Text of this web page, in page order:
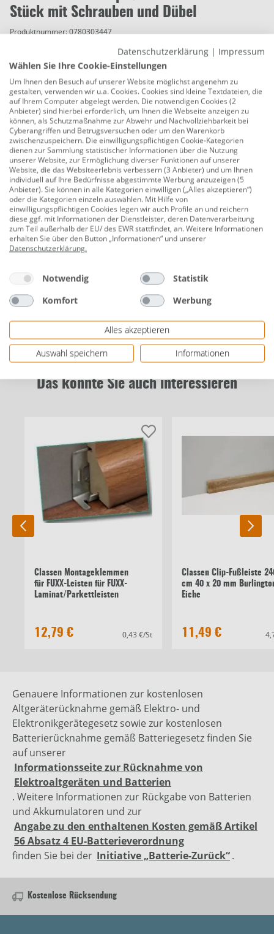
Stück mit Schrauben und Dübel
Produktnummer:0780303447
unsichtbare Leistenbefestigung
schnelle Montage
perfekter Abschluß
keine Schrauben und Kleben der passenden
Laminat- / Parkettleisten
justierbar durch längliches Schraubenloch
Lieferumfang: 30 Stück inklusive Schrauben und
Dübel
Herstellerinformationen: Classen Gruppe | Werner-
von-Siemens-Str. 18-20 | 56759 Kaisersesch,
Deutschland | eMail: info@classen.de
Bewertungen
Das könnte Sie auch interessieren
Classen Montageklemmen
für FUXX-Leisten für FUXX-
Laminat/Parkettleisten
0,43 €/St
12,79 €
Classen Clip-Fußleiste
cm 40 x 20 mm
Eiche
11,49 €
Genauere Informationen zur kostenlosen
Altgeräterücknahme gemäß Elektro- und
Elektronikgerätegesetz sowie zur kostenlosen
Batterierücknahme gemäß Batteriegesetz finden Sie
auf unserer
Informationsseite zur Rücknahme von
Elektroaltgeräten und Batterien
. Weitere Informationen zur Rückgabe von Batterien
und Akkumulatoren und zur
Angabe zu den enthaltenen Kosten gemäß Artikel
56 Absatz 4 EU-Batterieverordnung
finden Sie bei der Initiative „Batterie-Zurück“.
Kostenlose Rücksendung
Datenschutzerklärung | Impressum
Wählen Sie Ihre Cookie-Einstellungen
Um Ihnen den Besuch auf unserer Website möglichst angenehm zu
gestalten, verwenden wir u.a. Cookies. Cookies sind kleine Textdateien, die
auf Ihrem Computer abgelegt werden. Die notwendigen Cookies (2
Anbieter) sind hierbei erforderlich, um Ihnen die Webseite anzeigen zu
können, als Schutzmaßnahme zur Abwehr und Nachvollziehbarkeit bei
Cyberangriffen und Betrugsversuchen oder um den Warenkorb
zwischenzuspeichern. Die einwilligungspflichtigen Cookie-Kategorien
dienen zur Sammlung statistischer Informationen über die Nutzung
unserer Website, zur Ermöglichung diverser Funktionen auf unserer
Website, die das Websiteerlebnis verbessern (3 Anbieter) und um Ihnen
individuell auf Ihre Bedürfnisse abgestimmte Werbung anzuzeigen (5
Anbieter). Sie können in alle Kategorien einwilligen („Alles akzeptieren“)
oder die Kategorien einzeln auswählen. Mit Hilfe von
einwilligungspflichtigen Cookies legen wir auch Profile an und reichern
diese ggf. mit Informationen der Dienstleister, deren Datenverarbeitung
zum Teil außerhalb der EU/ des EWR stattfindet, an. Weitere Informationen
erhalten Sie über den Button „Informationen“ und unserer
Datenschutzerklärung.
Notwendig
Statistik
Komfort
Werbung
Alles akzeptieren
Auswahl speichern
Informationen